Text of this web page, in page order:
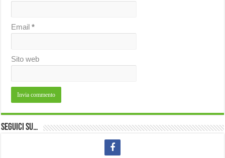
Email*
Sito web
Seguici su…